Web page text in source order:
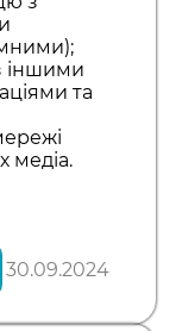
іншими
та
медіа.
30.09.2024